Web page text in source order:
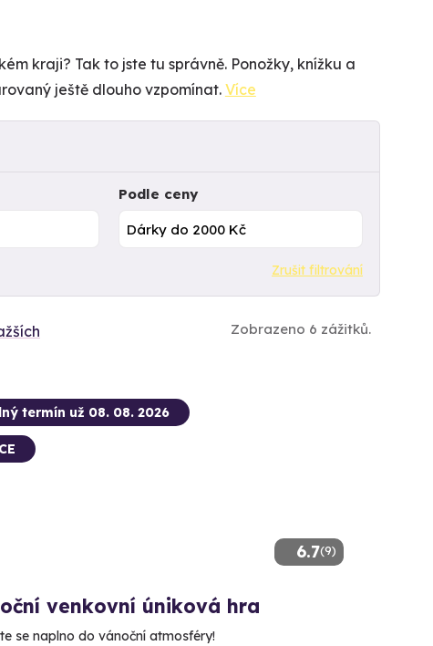
kraji? Tak to jste tu správně. Ponožky, knížku a
ještě dlouho vzpomínat. Více
Podle ceny
Zrušit filtrování
Zobrazeno 6 zážitků.
6.7(9)
termín už 08. 08. 2026
venkovní úniková hra
se naplno do vánoční atmosféry!